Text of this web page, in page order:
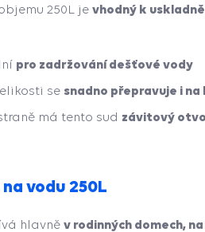
250L je vhodný k
pro zadržování dešťové vody
se snadno přepravuje i
má tento sud závitový
vodu 250L
hlavně v rodinných domech,